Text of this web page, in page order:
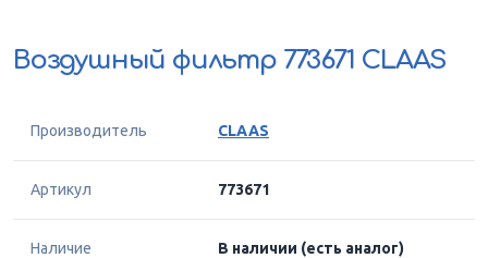
Воздушный фильтр 773671 CLAAS
Производитель CLAAS
Артикул 773671
Наличие В наличии (есть аналог)